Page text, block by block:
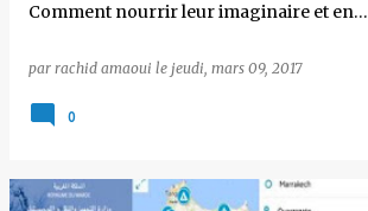
Comment nourrir leur imaginaire et en…
par rachid amaoui le jeudi, mars 09, 2017
0